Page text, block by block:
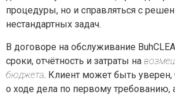
процедуры, но и справляться с
нестандартных задач.
В договоре на обслуживание
сроки, отчётность и затраты на
бюджета. Клиент может быть уверен,
о ходе дела по первому требованию,